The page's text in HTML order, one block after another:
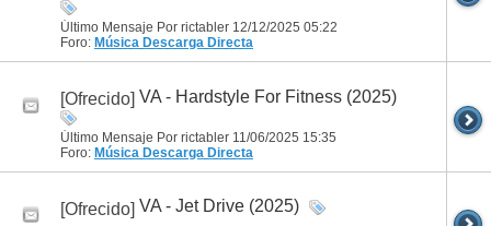
Último Mensaje Por rictabler 12/12/2025 05:22
Foro: Música Descarga Directa
[Ofrecido] VA - Hardstyle For Fitness (2025)
Último Mensaje Por rictabler 11/06/2025 15:35
Foro: Música Descarga Directa
[Ofrecido] VA - Jet Drive (2025)